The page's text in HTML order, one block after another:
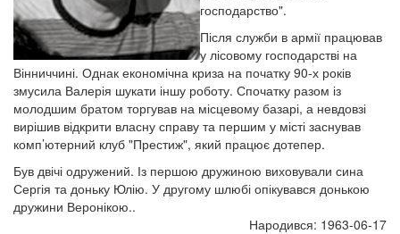
господарство".
Після служби в армії працював
у лісовому господарстві на
Вінниччині. Однак економічна криза на початку 90-х років
змусила Валерія шукати іншу роботу. Спочатку разом із
молодшим братом торгував на місцевому базарі, а невдовзі
вирішив відкрити власну справу та першим у місті заснував
комп’ютерний клуб "Престиж", який працює дотепер.
Був двічі одружений. Із першою дружиною виховували сина
Сергія та доньку Юлію. У другому шлюбі опікувався донькою
дружини Веронікою..
Народився: 1963-06-17